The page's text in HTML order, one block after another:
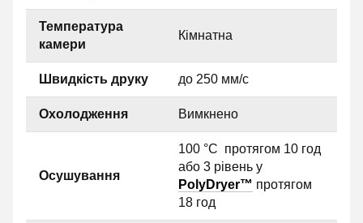
Температура
камери
Кімнатна
Швидкість друку до 250 мм/с
Охолодження Вимкнено
Осушування
100 °C протягом 10 год
або 3 рівень у
PolyDryer™ протягом
18 год